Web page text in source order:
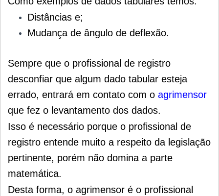
Distâncias e;
Mudança de ângulo de deflexão.
Sempre que o profissional de registro
desconfiar que algum dado tabular esteja
errado, entrará em contato com o agrimensor
que fez o levantamento dos dados.
Isso é necessário porque o profissional de
registro entende muito a respeito da legislação
pertinente, porém não domina a parte
matemática.
Desta forma, o agrimensor é o profissional